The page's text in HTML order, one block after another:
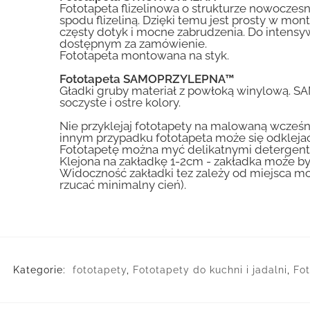
Fototapeta flizelinowa o strukturze
spodu flizeliną. Dzięki temu jest prosty w
częsty dotyk i mocne zabrudzenia. Do
dostępnym za zamówienie.
Fototapeta montowana na styk.
Fototapeta SAMOPRZYLEPNA™
Gładki gruby materiał z powłoką winylową.
soczyste i ostre kolory.
Nie przyklejaj fototapety na malowaną
innym przypadku fototapeta może się
Fototapetę można myć delikatnymi
Klejona na zakładkę 1-2cm - zakładka
Widoczność zakładki tez zależy od miejsca
rzucać minimalny cień).
Kategorie: fototapety, Fototapety do kuchni i jadalni,